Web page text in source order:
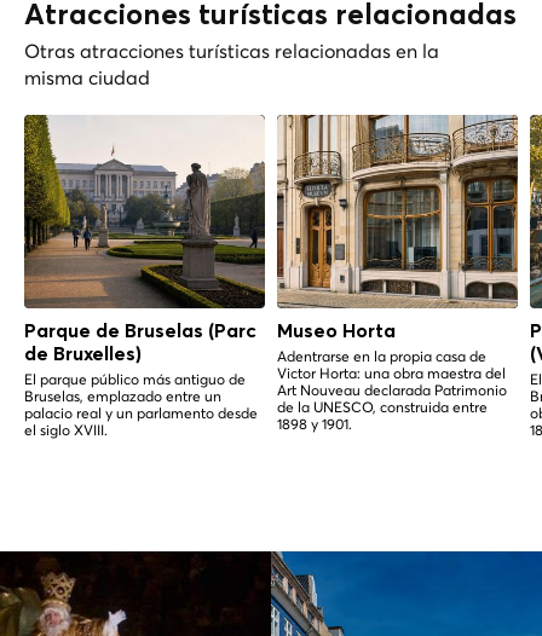
Atracciones turísticas relacionadas
Otras atracciones turísticas relacionadas en la
misma ciudad
Parque de Bruselas (Parc
de Bruxelles)
El parque público más antiguo de
Bruselas, emplazado entre un
palacio real y un parlamento desde
el siglo XVIII.
Museo Horta
Adentrarse en la propia casa de
Victor Horta: una obra maestra del
Art Nouveau declarada Patrimonio
de la UNESCO, construida entre
1898 y 1901.